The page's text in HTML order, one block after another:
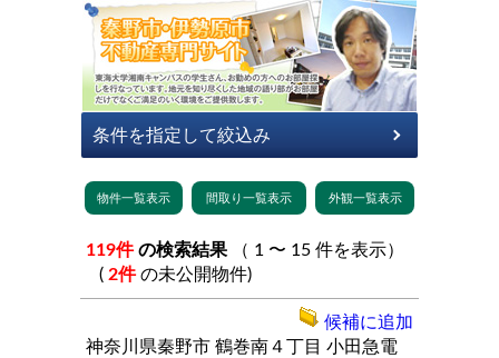
119件 の検索結果
( 2件 の未公開物件)
神奈川県秦野市 鶴巻南４丁目 小田急電
候補に追加